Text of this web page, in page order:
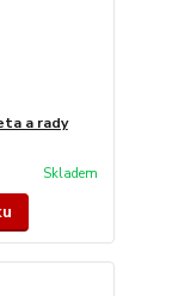
a rady
Skladem